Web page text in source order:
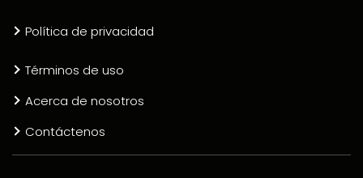
Política de privacidad
Términos de uso
Acerca de nosotros
Contáctenos